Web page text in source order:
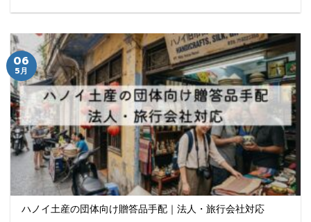
にな ... ...
ハノイ土産の団体向け贈答品手配｜法人・旅行会社対応
06
5月